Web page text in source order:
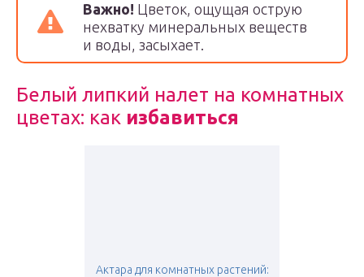
Важно! Цветок, ощущая острую
нехватку минеральных веществ
и воды, засыхает.
Белый липкий налет на комнатных
цветах: как избавиться
Актара для комнатных растений: